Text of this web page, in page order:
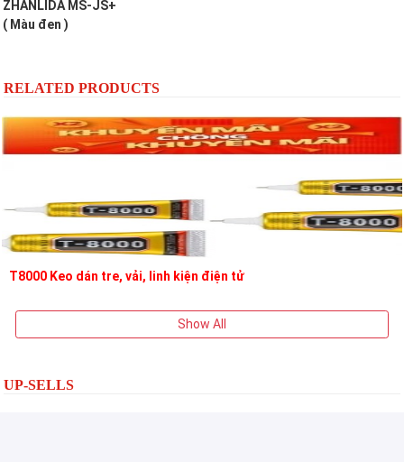
ZHANLIDA MS-JS+
( Màu đen )
RELATED PRODUCTS
T8000 Keo dán tre, vải, linh kiện điện tử
Show All
UP-SELLS